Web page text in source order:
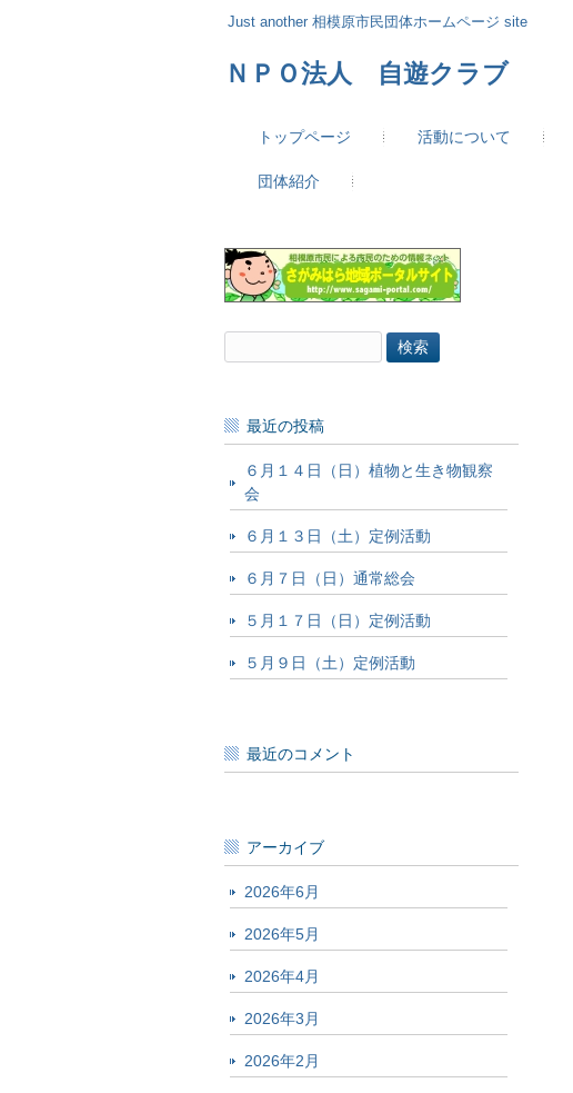
Just another 相模原市民団体ホームページ site
ＮＰＯ法人 自遊クラブ
トップページ 活動について
団体紹介
索:
最近の投稿
６月１４日（日）植物と生き物観察
会
６月１３日（土）定例活動
６月７日（日）通常総会
５月１７日（日）定例活動
５月９日（土）定例活動
最近のコメント
アーカイブ
2026年6月
2026年5月
2026年4月
2026年3月
2026年2月